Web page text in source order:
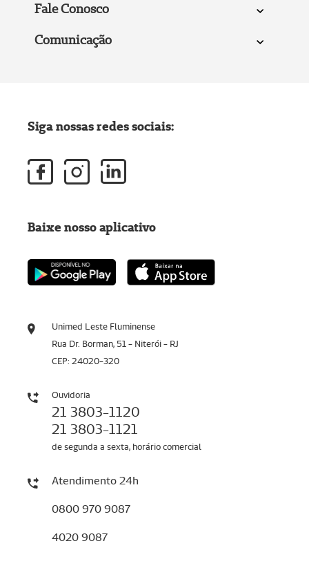
Fale Conosco
Comunicação
Unimed Leste Fluminense
Rua Dr. Borman, 51 - Niterói - RJ
CEP: 24020-320
Ouvidoria
21 3803-1120
21 3803-1121
de segunda a sexta, horário comercial
Atendimento 24h
0800 970 9087
4020 9087
Siga nossas redes sociais:
Baixe nosso aplicativo